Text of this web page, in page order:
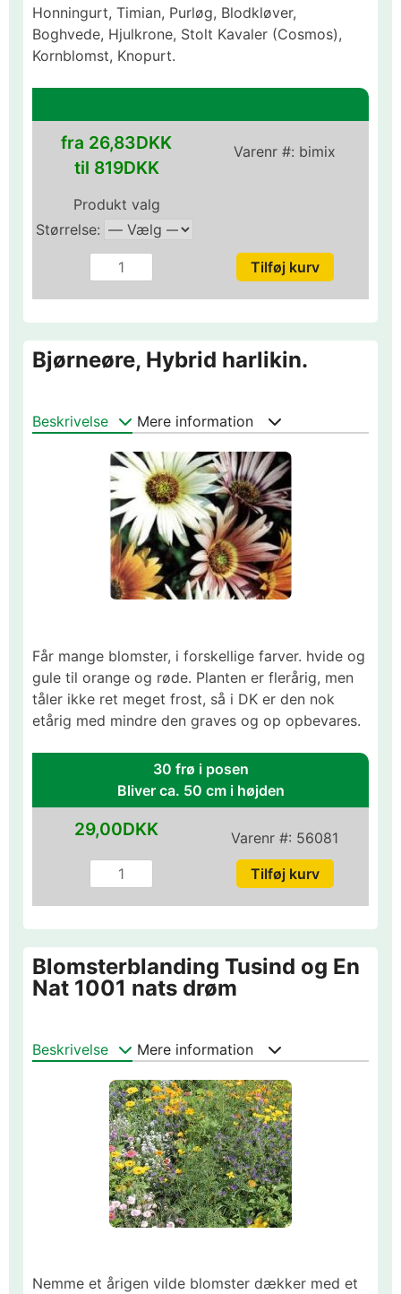
Honningurt, Timian, Purløg, Blodkløver,
Boghvede, Hjulkrone, Stolt Kavaler (Cosmos),
Kornblomst, Knopurt.
Produkt valg
Størrelse:
Varenr #: bimix
fra 26,83DKK
til 819DKK
Bjørneøre, Hybrid harlikin.
Beskrivelse Mere information
Får mange blomster, i forskellige farver. hvide og
gule til orange og røde. Planten er flerårig, men
tåler ikke ret meget frost, så i DK er den nok
etårig med mindre den graves og op opbevares.
30 frø i posen
Bliver ca. 50 cm i højden
Varenr #: 56081
29,00DKK
Blomsterblanding Tusind og En
Nat 1001 nats drøm
Beskrivelse Mere information
Nemme et årigen vilde blomster dækker med et